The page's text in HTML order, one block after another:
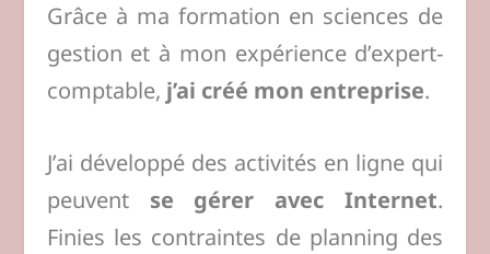
Grâce à ma formation en sciences de
gestion et à mon expérience d’expert-
comptable, j’ai créé mon entreprise.
J’ai développé des activités en ligne qui
peuvent se gérer avec Internet.
Finies les contraintes de planning des